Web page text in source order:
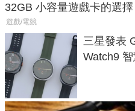
32GB 小容量遊戲卡的選擇
遊戲/電競
三星發表
Watch9